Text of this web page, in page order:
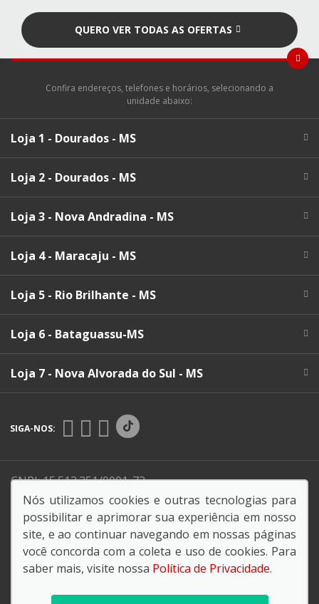
QUERO VER TODAS AS OFERTAS
Confira endereços, telefones e horários, selecionando a
unidade abaixo:
Loja 1 - Dourados - MS
Loja 2 - Dourados - MS
Loja 3 - Nova Andradina - MS
Loja 4 - Maracaju - MS
Loja 5 - Rio Brilhante - MS
Loja 6 - Bataguassu-MS
Loja 7 - Nova Alvorada do Sul - MS
SIGA-NOS:
CNPJ: 15.513.351/0001-73
Razão Social:ENDO COMERCIO DE VEICULOS LTDA
Endereço Matriz:Av. Marcelino Pires, 3385 - Jardim
Caramuru - Dourados-MS
Nós utilizamos cookies e outras tecnologias para
possibilitar e aprimorar sua experiência em nosso
site, e ao continuar navegando em nossas páginas
você concorda com a coleta e uso de cookies. Para
saber mais, visite nossa Política de Privacidade.